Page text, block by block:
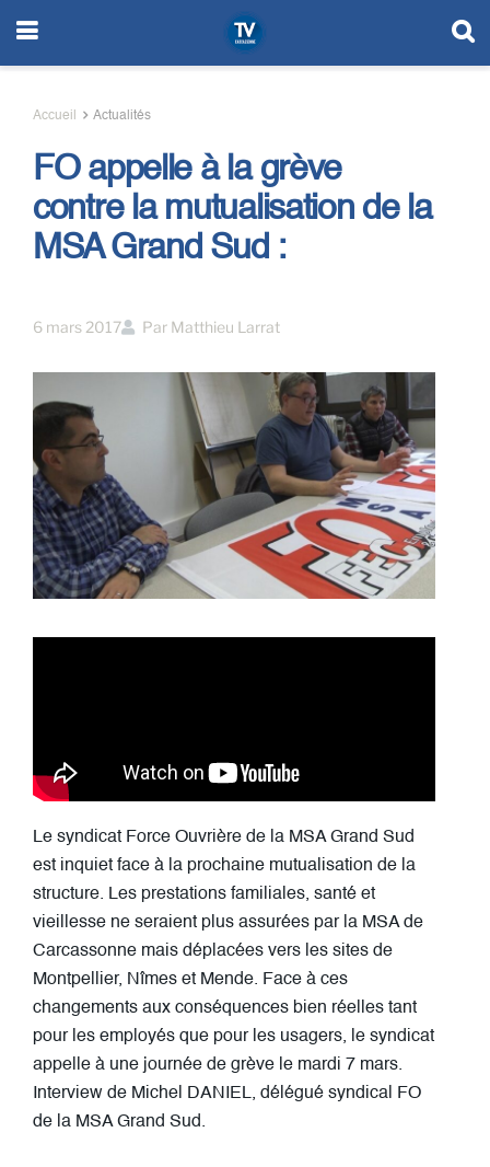
Accueil Actualités
FO appelle à la grève
contre la mutualisation de la
MSA Grand Sud :
6 mars 2017 Par Matthieu Larrat
Le syndicat Force Ouvrière de la MSA Grand Sud
est inquiet face à la prochaine mutualisation de la
structure. Les prestations familiales, santé et
vieillesse ne seraient plus assurées par la MSA de
Carcassonne mais déplacées vers les sites de
Montpellier, Nîmes et Mende. Face à ces
changements aux conséquences bien réelles tant
pour les employés que pour les usagers, le syndicat
appelle à une journée de grève le mardi 7 mars.
Interview de Michel DANIEL, délégué syndical FO
de la MSA Grand Sud.